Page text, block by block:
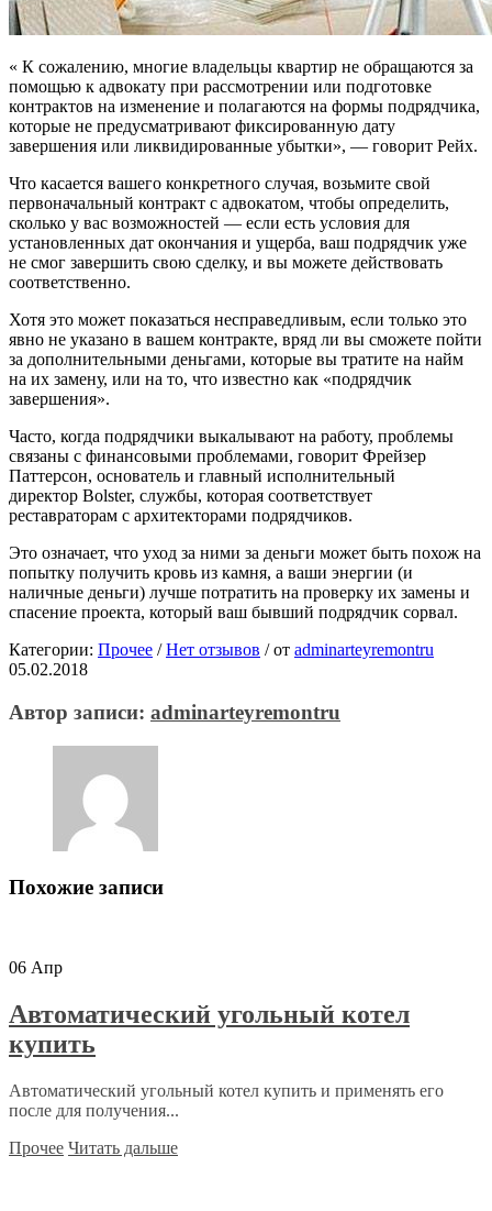
« К сожалению, многие владельцы квартир не обращаются за
помощью к адвокату при рассмотрении или подготовке
контрактов на изменение и полагаются на формы подрядчика,
которые не предусматривают фиксированную дату
завершения или ликвидированные убытки», — говорит Рейх.
Что касается вашего конкретного случая, возьмите свой
первоначальный контракт с адвокатом, чтобы определить,
сколько у вас возможностей — если есть условия для
установленных дат окончания и ущерба, ваш подрядчик уже
не смог завершить свою сделку, и вы можете действовать
соответственно.
Хотя это может показаться несправедливым, если только это
явно не указано в вашем контракте, вряд ли вы сможете пойти
за дополнительными деньгами, которые вы тратите на найм
на их замену, или на то, что известно как «подрядчик
завершения».
Часто, когда подрядчики выкалывают на работу, проблемы
связаны с финансовыми проблемами, говорит Фрейзер
Паттерсон, основатель и главный исполнительный
директор Bolster, службы, которая соответствует
реставраторам с архитекторами подрядчиков.
Это означает, что уход за ними за деньги может быть похож на
попытку получить кровь из камня, а ваши энергии (и
наличные деньги) лучше потратить на проверку их замены и
спасение проекта, который ваш бывший подрядчик сорвал.
Категории: Прочее / Нет отзывов /от adminarteyremontru
05.02.2018
Автор записи: adminarteyremontru
Похожие записи
06 Апр
Автоматический угольный котел
купить
Автоматический угольный котел купить и применять его
после для получения...
Прочее Читать дальше